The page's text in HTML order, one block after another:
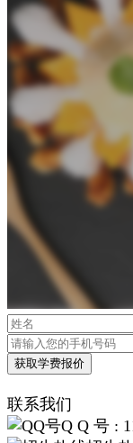
联系我们
Q Q 号 :